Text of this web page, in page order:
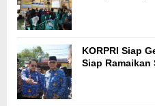
KORPRI Siap
Siap Ramaikan